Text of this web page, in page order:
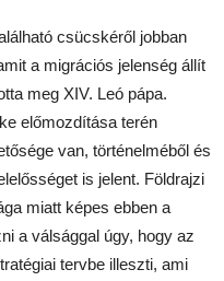
csücskéről jobban
a migrációs jelenség állít
meg XIV. Leó pápa.
előmozdítása terén
van, történelméből és
is jelent. Földrajzi
miatt képes ebben a
a válsággal úgy, hogy az
tervbe illeszti, ami